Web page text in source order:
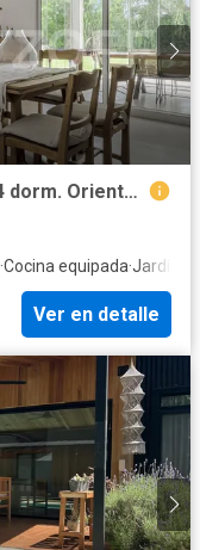
Casa en Las Liebres lote interno 4 dorm. Orientacion NE
·Cocina equipada·Jardín
Ver en detalle